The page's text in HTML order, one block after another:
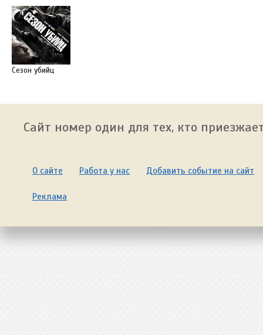
Сезон убийц
Сайт номер один для тех, кто
О сайте Работа у нас Добавить событие на сайт
Реклама